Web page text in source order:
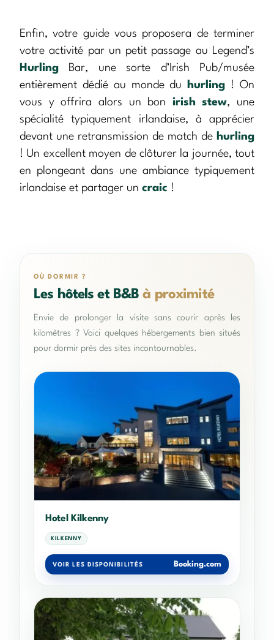
Enfin, votre guide vous proposera de terminer
votre activité par un petit passage au Legend’s
Hurling Bar, une sorte d’Irish Pub/musée
entièrement dédié au monde du
hurling ! On
vous y offrira alors un bon irish stew, une
spécialité typiquement irlandaise, à apprécier
devant une retransmission de match de hurling
! Un excellent moyen de clôturer la journée, tout
en plongeant dans une ambiance typiquement
irlandaise et partager un craic !
OÙ DORMIR ?
Les hôtels et B&Bà proximité
Envie de prolonger la visite sans courir après les
kilomètres ? Voici quelques hébergements bien situés
pour dormir près des sites incontournables.
Hotel Kilkenny
KILKENNY
VOIR LES DISPONIBILITÉS Booking.com